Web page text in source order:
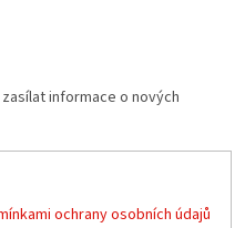
informace o nových
ochrany osobních údajů